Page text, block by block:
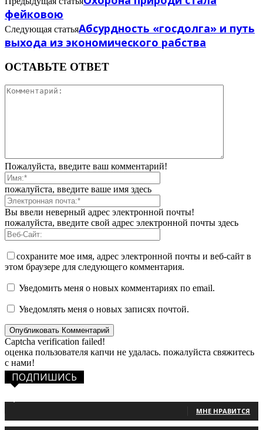
фейковою
Следующая статьяАбсурдность «госдолга» и путь
выхода из экономического рабства
ОСТАВЬТЕ ОТВЕТ
Пожалуйста, введите ваш комментарий!
пожалуйста, введите ваше имя здесь
Вы ввели неверный адрес электронной почты!
пожалуйста, введите свой адрес электронной почты здесь
сохраните мое имя, адрес электронной почты и веб-сайт в
этом браузере для следующего комментария.
Уведомить меня о новых комментариях по email.
Уведомлять меня о новых записях почтой.
Captcha verification failed!
оценка пользователя капчи не удалась. пожалуйста свяжитесь
с нами!
ПОДПИШИСЬ
МНЕ НРАВИТСЯ
131 Читатели